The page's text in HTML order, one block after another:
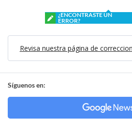
¿ENCONTRASTE UN
ERROR?
Revisa nuestra página de
Síguenos en: